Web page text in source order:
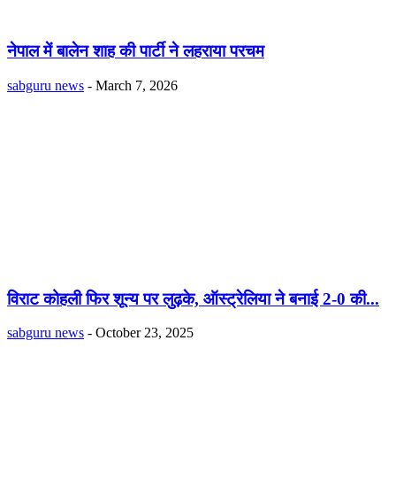
नेपाल में बालेन शाह की पार्टी ने लहराया परचम
sabguru news - March 7, 2026
विराट कोहली फिर शून्य पर लुढ़के, ऑस्ट्रेलिया ने बनाई 2-0 की...
sabguru news - October 23, 2025